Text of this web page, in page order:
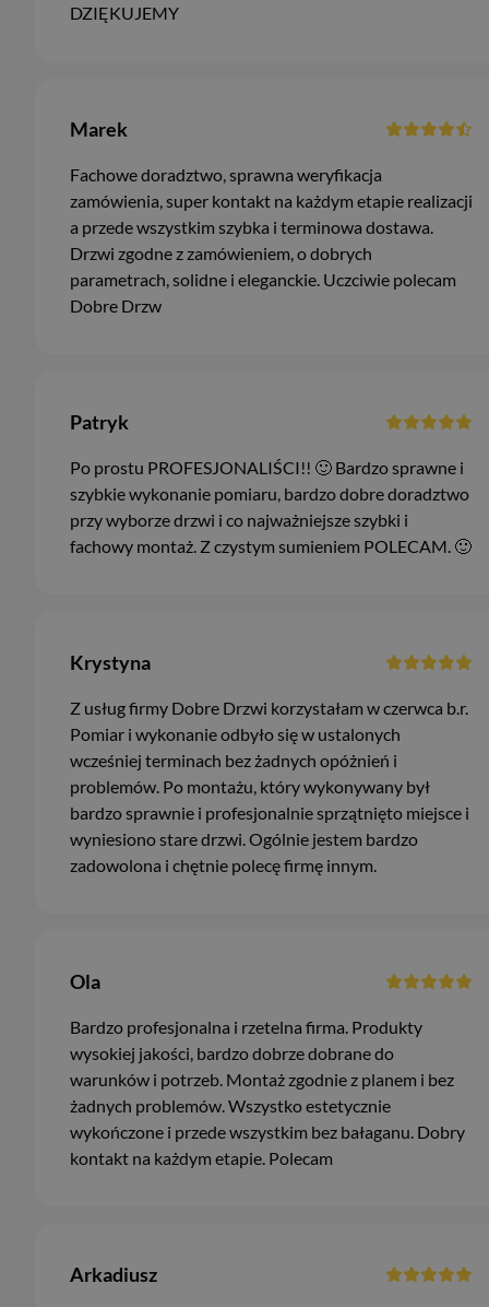
DZIĘKUJEMY
Marek
Fachowe doradztwo, sprawna weryfikacja
zamówienia, super kontakt na każdym etapie realizacji
a przede wszystkim szybka i terminowa dostawa.
Drzwi zgodne z zamówieniem, o dobrych
parametrach, solidne i eleganckie. Uczciwie polecam
Dobre Drzw
Patryk
Po prostu PROFESJONALIŚCI!! 🙂 Bardzo sprawne i
szybkie wykonanie pomiaru, bardzo dobre doradztwo
przy wyborze drzwi i co najważniejsze szybki i
fachowy montaż. Z czystym sumieniem POLECAM. 🙂
Krystyna
Z usług firmy Dobre Drzwi korzystałam w czerwca b.r.
Pomiar i wykonanie odbyło się w ustalonych
wcześniej terminach bez żadnych opóżnień i
problemów. Po montażu, który wykonywany był
bardzo sprawnie i profesjonalnie sprzątnięto miejsce i
wyniesiono stare drzwi. Ogólnie jestem bardzo
zadowolona i chętnie polecę firmę innym.
Ola
Bardzo profesjonalna i rzetelna firma. Produkty
wysokiej jakości, bardzo dobrze dobrane do
warunków i potrzeb. Montaż zgodnie z planem i bez
żadnych problemów. Wszystko estetycznie
wykończone i przede wszystkim bez bałaganu. Dobry
kontakt na każdym etapie. Polecam
Arkadiusz